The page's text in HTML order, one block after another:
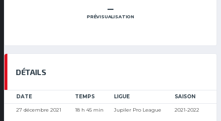
–
PRÉVISUALISATION
DÉTAILS
DATE TEMPS LIGUE SAISON
27 décembre 2021 18 h 45 min Jupiler Pro League 2021-2022